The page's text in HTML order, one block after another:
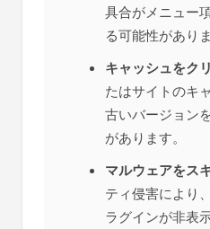
具合がメニュー
る可能性がありま
キャッシュをク
たはサイトのキ
古いバージョン
があります。
マルウェアをス
ティ侵害により
ラグインが非表